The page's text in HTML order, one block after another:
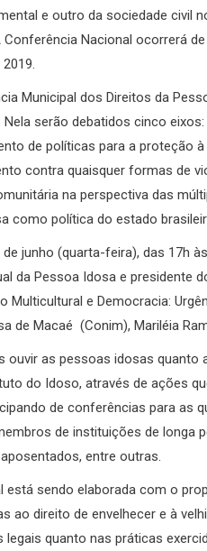
e outro da sociedade civil
Nacional ocorrerá
Municipal dos Direitos da
Nela serão debatidos cinco
de políticas para a proteção
contra quaisquer formas de
na perspectiva das
como política do estado
junho (quarta-feira), das 17h
da Pessoa Idosa e presidente
Multicultural e Democracia:
de Macaé (Conim), Mariléia
ouvir as pessoas idosas
do Idoso, através de ações
de conferências para as
de instituições de longa
entre outras.
está sendo elaborada com o
ao direito de envelhecer e à
quanto nas práticas